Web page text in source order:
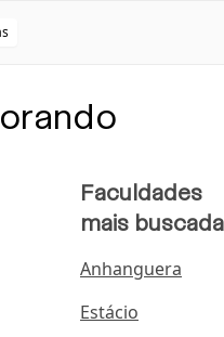
Faculdades
mais
Anhanguera
Estácio